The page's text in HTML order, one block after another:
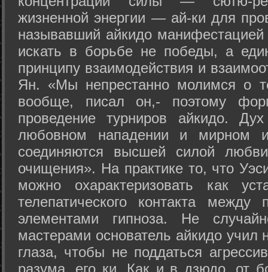
жизненной энергии — ай-ки для
называвший айкидо
искать в борьбе не победы, а
принципу взаимодействия и
Ян. «Мы непрестанно молимся о
вообще, писал он,- поэтому
проведение турниров айкидо.
любовном нападении и мирном
соединяются высшей силой
очищения». На практике то, что
можно охарактеризовать как
телепатического контакта между
элементами гипноза. Не
мастерами основатель айкидо учил
глаза, чтобы не поддаться
разума, его ки. Как и в дзюдо, от